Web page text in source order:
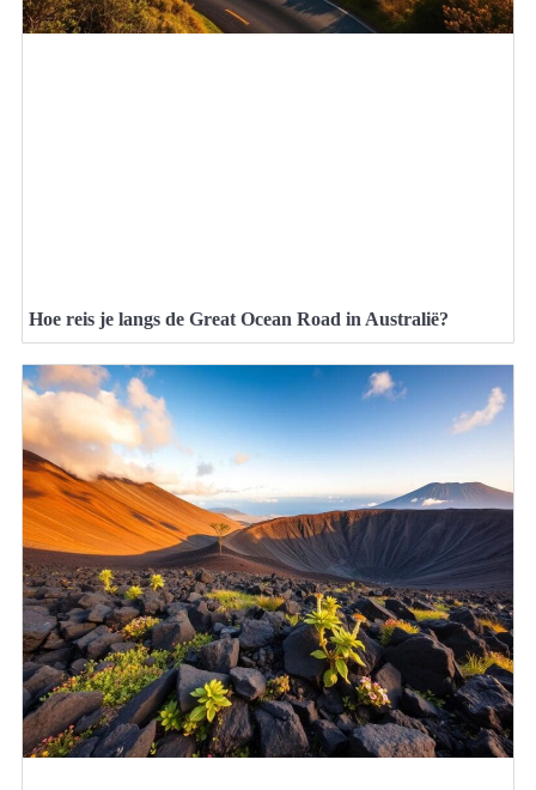
Hoe reis je langs de Great Ocean Road in Australië?